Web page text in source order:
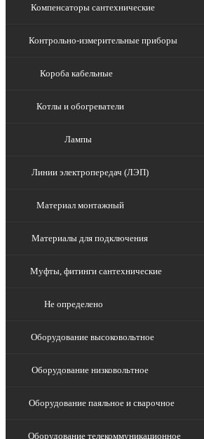
Компенсаторы сантехнические
Контрольно-измерительные приборы
Короба кабельные
Котлы и обогреватели
Лампы
Линии электропередач (ЛЭП)
Материал монтажный
Материалы для подключения
Муфты, фитинги сантехнические
Не определено
Оборудование высоковольтное
Оборудование низковольтное
Оборудование паяльное и сварочное
Оборудование телекоммуникационное